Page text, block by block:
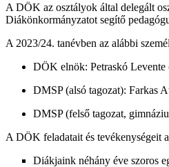
A DÖK az osztályok által delegált
Diákönkormányzatot segítő
A 2023/24. tanévben az alábbi
DÖK elnök: Petraskó Levente
DMSP (alsó tagozat): Farkas
DMSP (felső tagozat,
A DÖK feladatait és tevékenységeit
Diákjaink néhány éve szoros